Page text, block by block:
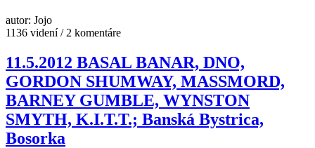
autor: Jojo
1136 videní / 2 komentáre
11.5.2012 BASAL BANAR, DNO,
GORDON SHUMWAY, MASSMORD,
BARNEY GUMBLE, WYNSTON
SMYTH, K.I.T.T.; Banská Bystrica,
Bosorka